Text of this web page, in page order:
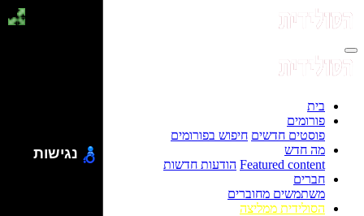
בית
פורומים
פוסטים חדשים חיפוש בפורומים
מה חדש
Featured content הודעות חדשות
חברים
משתמשים מחוברים
הסולידית ממליצה
נגישות